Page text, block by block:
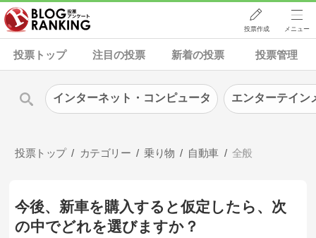
投票作成 メニュー
投票トップ 注目の投票 新着の投票 投票管理
投票トップ カテゴリー 乗り物 自動車 全般
今後、新車を購入すると仮定したら、次
の中でどれを選びますか？
インターネット・コンピュータ エンターテイン